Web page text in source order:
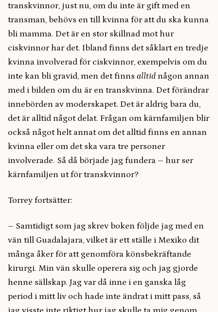
transkvinnor, just nu, om du inte är gift med en
transman, behövs en till kvinna för att du ska kunna
bli mamma. Det är en stor skillnad mot hur
ciskvinnor har det. Ibland finns det såklart en tredje
kvinna involverad för ciskvinnor, exempelvis om du
inte kan bli gravid, men det finns alltid någon annan
med i bilden om du är en transkvinna. Det förändrar
innebörden av moderskapet. Det är aldrig bara du,
det är alltid något delat. Frågan om kärnfamiljen blir
också något helt annat om det alltid finns en annan
kvinna eller om det ska vara tre personer
involverade. Så då började jag fundera – hur ser
kärnfamiljen ut för transkvinnor?
Torrey fortsätter:
– Samtidigt som jag skrev boken följde jag med en
vän till Guadalajara, vilket är ett ställe i Mexiko dit
många åker för att genomföra könsbekräftande
kirurgi. Min vän skulle operera sig och jag gjorde
henne sällskap. Jag var då inne i en ganska låg
period i mitt liv och hade inte ändrat i mitt pass, så